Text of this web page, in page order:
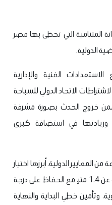
التي تحظى بها مصر
الدولية.
الفنية والإدارية
الاتحاد الدولي للسباحة
يضمن خروج الحدث بصورة مشرفة
في استضافة كبرى
الدولية، أبرزها اختيار
مسار سباق لا يقل عمق المياه فيه عن 1.4 متر، مع الحفاظ على درجة
16 و31 درجة مئوية، وتأمين خطي البداية والنهاية